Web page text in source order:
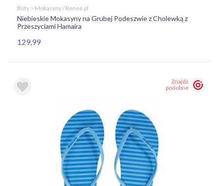
Buty > Mokasyny / Renee.pl
Niebieskie Mokasyny na Grubej Podeszwie z Cholewką z
Przeszyciami Hamaira
129,99
Znajdź
podobne